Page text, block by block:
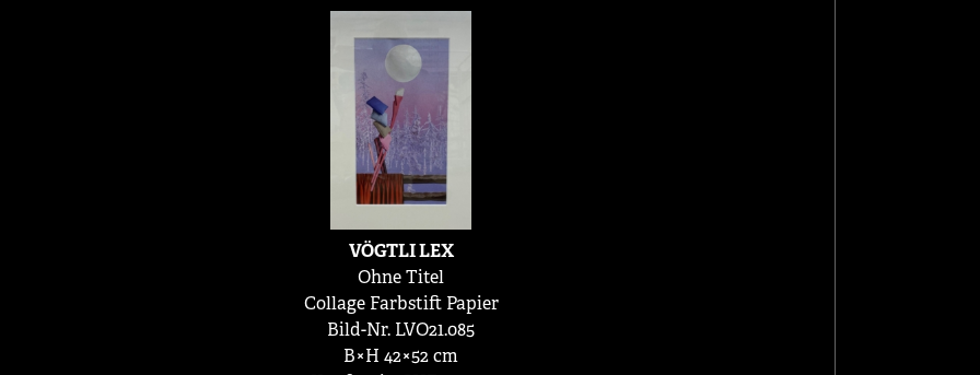
VÖGTLI LEX
Ohne Titel
Collage Farbstift Papier
Bild-Nr. LVO21.085
B×H 42×52 cm